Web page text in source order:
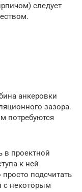
следует
анкеровки
зазора.
потребуются
в проектной
к ней
подсчитать
с некоторым